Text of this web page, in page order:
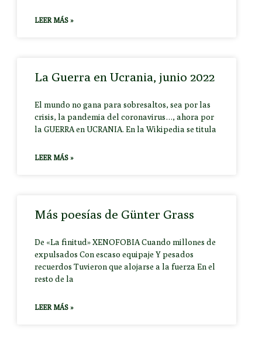
LEER MÁS »
La Guerra en Ucrania, junio 2022
El mundo no gana para sobresaltos, sea por las
crisis, la pandemia del coronavirus…, ahora por
la GUERRA en UCRANIA. En la Wikipedia se titula
LEER MÁS »
Más poesías de Günter Grass
De «La finitud» XENOFOBIA Cuando millones de
expulsados Con escaso equipaje Y pesados
recuerdos Tuvieron que alojarse a la fuerza En el
resto de la
LEER MÁS »